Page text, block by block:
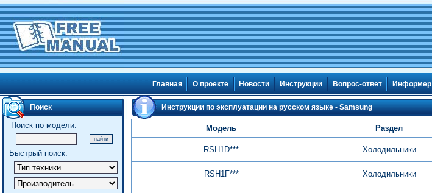
Главная О проекте Новости Инструкции Вопрос-ответ Информер
Поиск
Поиск по модели:
Быстрый поиск:
Инструкции по эксплуатации на русском языке - Samsung
Модель Раздел
RSH1D*** Холодильники
RSH1F*** Холодильники